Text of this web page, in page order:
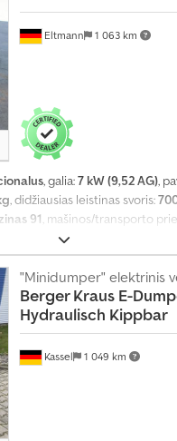
Eltmann 1 063 km
, galia:7 kW (9,52 AG),
, didžiausias leistinas svoris:
91, mašinos/transporto
Kassel 1 049 km
"Minidumper" elektrinis
Berger Kraus E-
Hydraulisch Kippbar